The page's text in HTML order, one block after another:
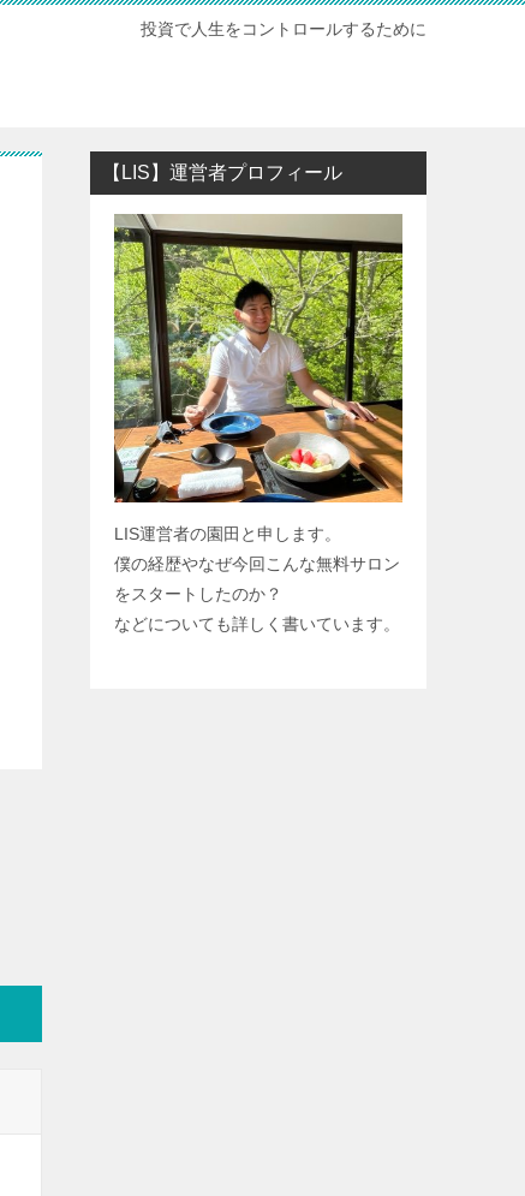
投資で人生をコントロールするために
【LIS】運営者プロフィール
LIS運営者の園田と申します。
僕の経歴やなぜ今回こんな無料サロン
をスタートしたのか？
などについても詳しく書いています。